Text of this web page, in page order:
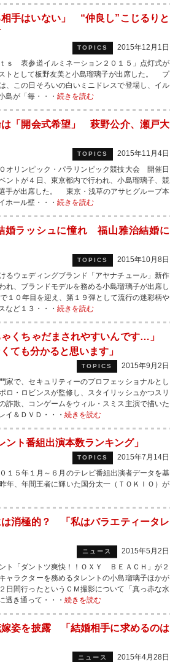
手はいない」 “仲良し”こじるりと
TOPICS
2015年12月1日
表参道イルミネーション２０１５」点灯式が
トとして板野友美と小島瑠璃子が出席した。 プ
、この日そろいの白いミニドレスで登場し、イル
島が「毎・・・ 続きを読む
「開会式希望」 萩野公介、瀬戸大
TOPICS
2015年11月4日
オリンピック・パラリンピック競技大会 開催日
ントが４日、東京都内で行われ、小島瑠璃子、競
手が出席した。 東京・浅草のアサヒグループ本
ホール壁・・・ 続きを読む
婚ラッシュに憧れ 福山雅治結婚に
TOPICS
2015年10月8日
るウェディングブランド「アヤナチュール」新作
れ、ブランドモデルを務める小島瑠璃子が出席し
０年目を迎え、第１９弾として流行の迷彩柄や
など１３・・・ 続きを読む
ゃくちゃだまされやすいんです…」
ても分かると思います」
TOPICS
2015年9月2日
家で、セキュリティーのプロフェッショナルとし
ロ・ロビンスが監修し、スタイリッシュかつスリ
詐欺、コンゲームをウィル・スミス主演で描いた
イ＆ＤＶＤ・・・ 続きを読む
ト番組出演本数ランキング」
TOPICS
2015年7月14日
１５年１月～６月のテレビ番組出演者データを基
年、年間王者に輝いた国分太一（ＴＯＫＩＯ）が
消極的？ 「私はバラエティータレ
ニュース
2015年5月2日
ト「ダントツ爽快！！ＯＸＹ ＢＥＡＣＨ」が２
ャラクターを務めるタレントの小島瑠璃子ほかが
間行ったというＣＭ撮影について「真っ赤な水
透き通って・・・ 続きを読む
姿を披露 「結婚相手に求めるのは
ニュース
2015年4月28日